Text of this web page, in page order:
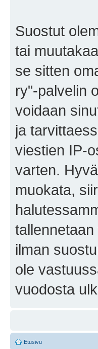
Suostut
tai
se sitten
ry"-palvelin
voidaan
ja
viestien IP-
varten.
muokata,
ilman
ole
vuodosta
Etusivu